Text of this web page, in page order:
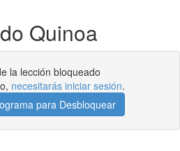
Quinoa
la lección bloqueado
necesitarás iniciar sesión.
para Desbloquear